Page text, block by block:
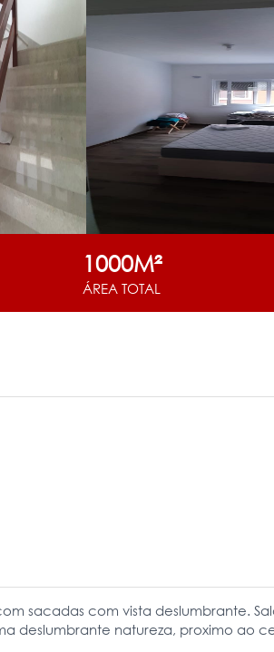
1000M²
ÁREA TOTAL
sacadas com vista deslumbrante.
deslumbrante natureza, proximo ao